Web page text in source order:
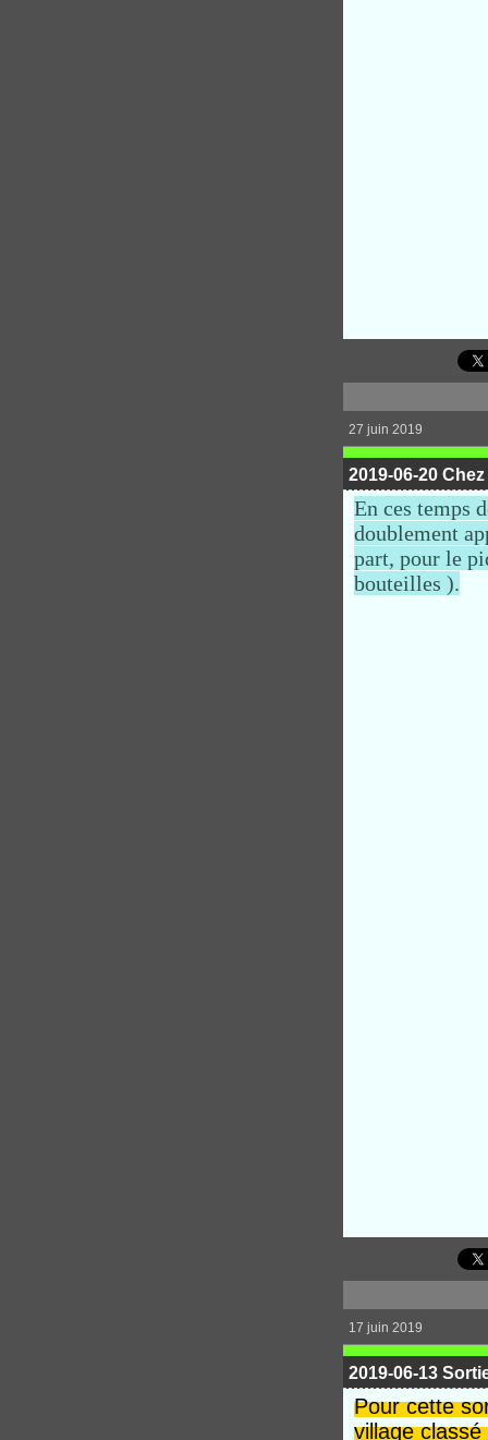
27 juin 2019
2019-06-20
En ces temps
doublement
part, pour le
bouteilles ).
17 juin 2019
2019-06-13
Pour cette
village